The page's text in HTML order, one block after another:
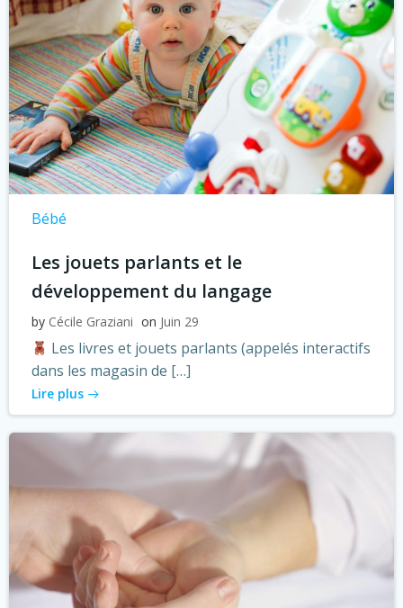
Bébé
Les jouets parlants et le
développement du langage
by Cécile Graziani on Juin 29
Les livres et jouets parlants (appelés interactifs
dans les magasin de […]
Lire plus